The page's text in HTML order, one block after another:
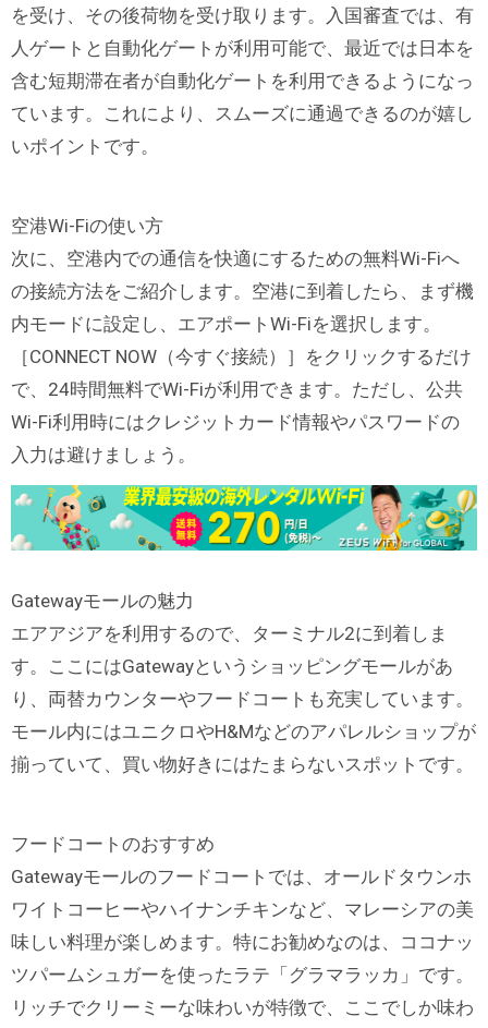
を受け、その後荷物を受け取ります。入国審査では、有
人ゲートと自動化ゲートが利用可能で、最近では日本を
含む短期滞在者が自動化ゲートを利用できるようになっ
ています。これにより、スムーズに通過できるのが嬉し
いポイントです。
空港Wi-Fiの使い方
次に、空港内での通信を快適にするための無料Wi-Fiへ
の接続方法をご紹介します。空港に到着したら、まず機
内モードに設定し、エアポートWi-Fiを選択します。
［CONNECT NOW（今すぐ接続）］をクリックするだけ
で、24時間無料でWi-Fiが利用できます。ただし、公共
Wi-Fi利用時にはクレジットカード情報やパスワードの
入力は避けましょう。
Gatewayモールの魅力
エアアジアを利用するので、ターミナル2に到着しま
す。ここにはGatewayというショッピングモールがあ
り、両替カウンターやフードコートも充実しています。
モール内にはユニクロやH&Mなどのアパレルショップが
揃っていて、買い物好きにはたまらないスポットです。
フードコートのおすすめ
Gatewayモールのフードコートでは、オールドタウンホ
ワイトコーヒーやハイナンチキンなど、マレーシアの美
味しい料理が楽しめます。特にお勧めなのは、ココナッ
ツパームシュガーを使ったラテ「グラマラッカ」です。
リッチでクリーミーな味わいが特徴で、ここでしか味わ